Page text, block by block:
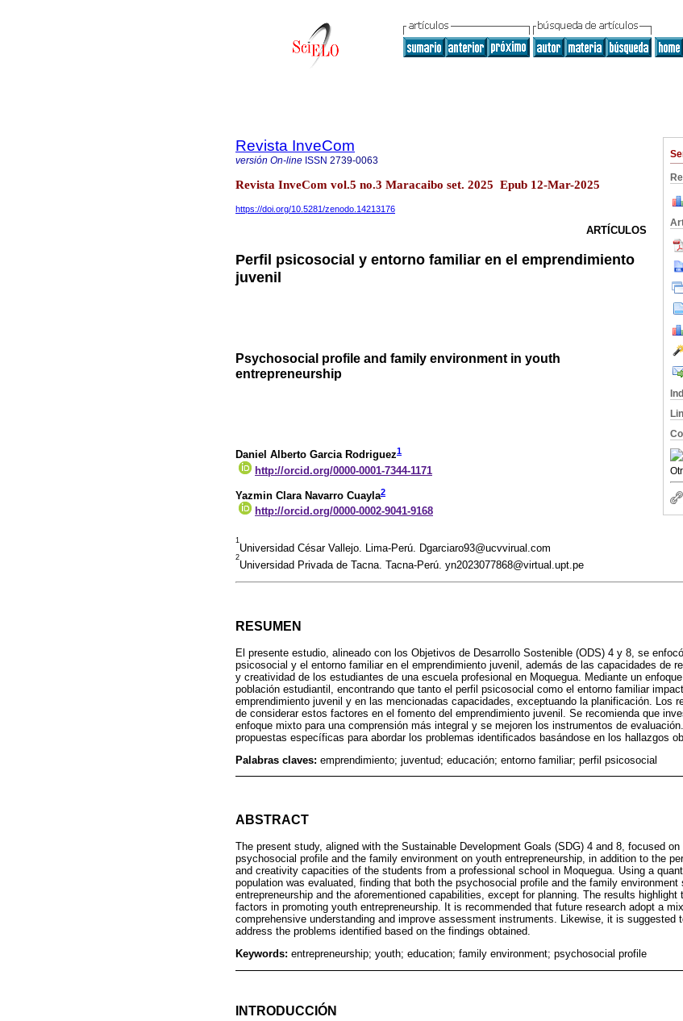
Revista InveCom
versión On-line ISSN 2739-0063
Revista InveCom vol.5 no.3 Maracaibo set. 2025 Epub 12-Mar-2025
https://doi.org/10.5281/zenodo.14213176
ARTÍCULOS
Perfil psicosocial y entorno familiar en el emprendimiento
juvenil
Psychosocial profile and family environment in youth
entrepreneurship
Daniel Alberto Garcia Rodriguez1
http://orcid.org/0000-0001-7344-1171
Yazmin Clara Navarro Cuayla2
http://orcid.org/0000-0002-9041-9168
1
Universidad César Vallejo. Lima-Perú. Dgarciaro93@ucvvirual.com
2
Universidad Privada de Tacna. Tacna-Perú. yn2023077868@virtual.upt.pe
RESUMEN
El presente estudio, alineado con los Objetivos de Desarrollo Sostenible (ODS) 4 y 8, se
psicosocial y el entorno familiar en el emprendimiento juvenil, además de las capacidades de
y creatividad de los estudiantes de una escuela profesional en Moquegua. Mediante un
población estudiantil, encontrando que tanto el perfil psicosocial como el entorno familiar
emprendimiento juvenil y en las mencionadas capacidades, exceptuando la planificación. Los
de considerar estos factores en el fomento del emprendimiento juvenil. Se recomienda que
enfoque mixto para una comprensión más integral y se mejoren los instrumentos de
propuestas específicas para abordar los problemas identificados basándose en los hallazgos
Palabras claves: emprendimiento; juventud; educación; entorno familiar; perfil psicosocial
ABSTRACT
The present study, aligned with the Sustainable Development Goals (SDG) 4 and 8, focused
psychosocial profile and the family environment on youth entrepreneurship, in addition to the
and creativity capacities of the students from a professional school in Moquegua. Using a
population was evaluated, finding that both the psychosocial profile and the family
entrepreneurship and the aforementioned capabilities, except for planning. The results
factors in promoting youth entrepreneurship. It is recommended that future research adopt a
comprehensive understanding and improve assessment instruments. Likewise, it is suggested
address the problems identified based on the findings obtained.
Keywords: entrepreneurship; youth; education; family environment; psychosocial profile
INTRODUCCIÓN